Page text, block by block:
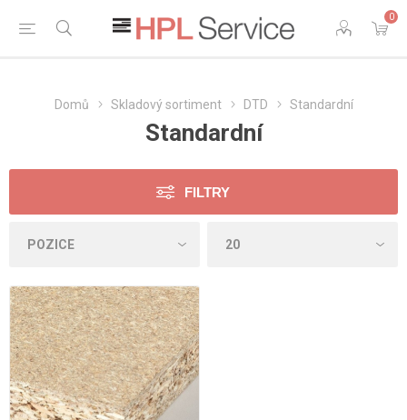
0
Domů Skladový sortiment DTD Standardní
Standardní
FILTRY